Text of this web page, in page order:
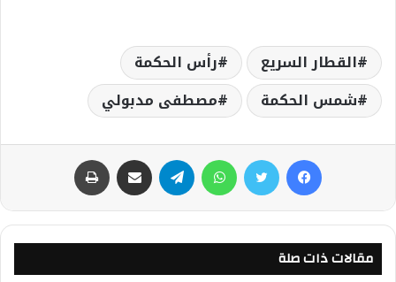
القطار السريع
رأس الحكمة
شمس الحكمة
مصطفى مدبولي
مقالات ذات صلة